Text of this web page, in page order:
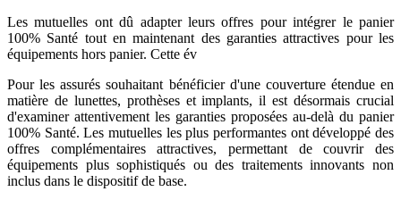
Les mutuelles ont dû adapter leurs offres pour intégrer le panier
100% Santé tout en maintenant des garanties attractives pour les
équipements hors panier. Cette év
Pour les assurés souhaitant bénéficier d'une couverture étendue en
matière de lunettes, prothèses et implants, il est désormais crucial
d'examiner attentivement les garanties proposées au-delà du panier
100% Santé. Les mutuelles les plus performantes ont développé des
offres complémentaires attractives, permettant de couvrir des
équipements plus sophistiqués ou des traitements innovants non
inclus dans le dispositif de base.